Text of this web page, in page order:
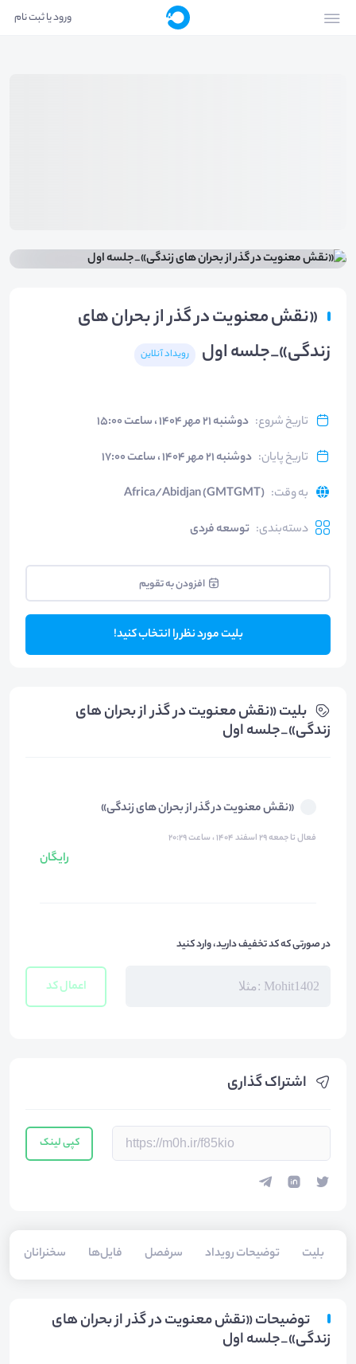
ورود یا ثبت نام
«نقش معنویت در گذر از بحران های
زندگی»_جلسه اول
رویداد آنلاین
تاریخ شروع: دوشنبه ۲۱ مهر ۱۴۰۴ ، ساعت ۱۵:۰۰
تاریخ پایان: دوشنبه ۲۱ مهر ۱۴۰۴ ، ساعت ۱۷:۰۰
به وقت:
Africa/Abidjan (GMTGMT)
دسته‌بندی: توسعه فردی
افزودن به تقویم
بلیت مورد نظر را انتخاب کنید!
اشتراک گذاری
کپی لینک
بلیت‌ توضیحات رویداد سرفصل فایل‌ها سخنرانان
بلیت‌ «نقش معنویت در گذر از بحران های
زندگی»_جلسه اول
«نقش معنویت در گذر از بحران های زندگی»
فعال تا جمعه ۲۹ اسفند ۱۴۰۴ ، ساعت ۲۰:۲۹
رایگان
در صورتی که کد تخفیف دارید، وارد کنید
اعمال کد
توضیحات «نقش معنویت در گذر از بحران های
زندگی»_جلسه اول